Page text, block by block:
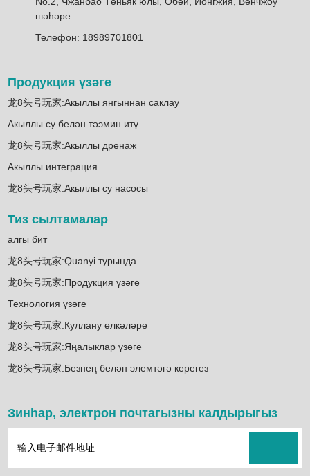
шәһәре
Телефон: 18989701801
Продукция үзәге
龙8头号玩家:Акыллы янгыннан саклау
Акыллы су белән тәэмин итү
龙8头号玩家:Акыллы дренаж
Акыллы интеграция
龙8头号玩家:Акыллы су насосы
Тиз сылтамалар
алгы бит
龙8头号玩家:Quanyi турында
龙8头号玩家:Продукция үзәге
Технология үзәге
龙8头号玩家:Куллану өлкәләре
龙8头号玩家:Яңалыклар үзәге
龙8头号玩家:Безнең белән элемтәгә керегез
Зинһар, электрон почтагызны калдырыгыз